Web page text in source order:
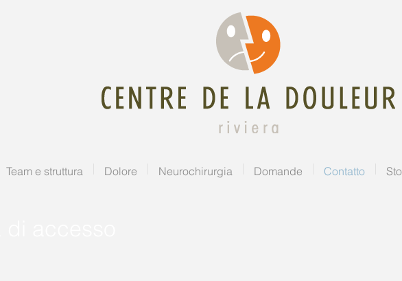
Team e struttura Dolore Neurochirurgia Domande Contatto